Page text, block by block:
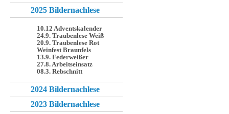
2025 Bildernachlese
10.12 Adventskalender
24.9. Traubenlese Weiß
20.9. Traubenlese Rot
Weinfest Braunfels
13.9. Federweißer
27.8. Arbeitseinsatz
08.3. Rebschnitt
2024 Bildernachlese
2023 Bildernachlese